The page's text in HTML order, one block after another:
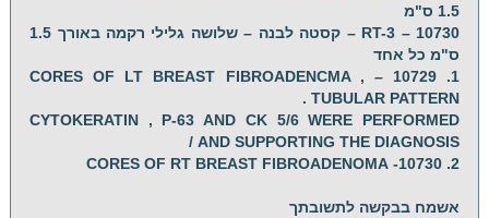
1.5 ס"מ
10730 – RT-3 – קסטה לבנה – שלושה גלילי רקמה באורך 1.5
ס"מ כל אחד
1. 10729 – CORES OF LT BREAST FIBROADENCMA ,
TUBULAR PATTERN .
CYTOKERATIN , P-63 AND CK 5/6 WERE PERFORMED
AND SUPPORTING THE DIAGNOSIS /
2. 10730- CORES OF RT BREAST FIBROADENOMA
אשמח בבקשה לתשובתך